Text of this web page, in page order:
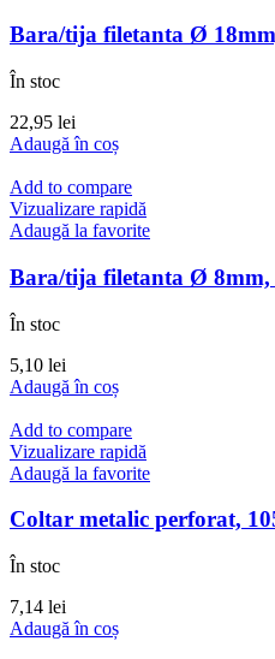
Bara/tija filetanta Ø
În stoc
22,95 lei
Adaugă în coș
Add to compare
Vizualizare rapidă
Adaugă la favorite
Bara/tija filetanta Ø 8mm,
În stoc
5,10 lei
Adaugă în coș
Add to compare
Vizualizare rapidă
Adaugă la favorite
Coltar metalic perforat,
În stoc
7,14 lei
Adaugă în coș